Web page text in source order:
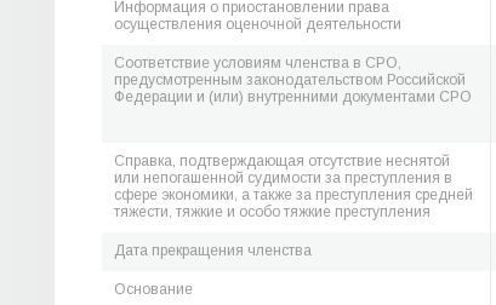
Информация о приостановлении права
осуществления оценочной деятельности
Соответствие условиям членства в СРО,
предусмотренным законодательством Российской
Федерации и (или) внутренними документами СРО
Справка, подтверждающая отсутствие неснятой
или непогашенной судимости за преступления в
сфере экономики, а также за преступления средней
тяжести, тяжкие и особо тяжкие преступления
Дата прекращения членства
Основание